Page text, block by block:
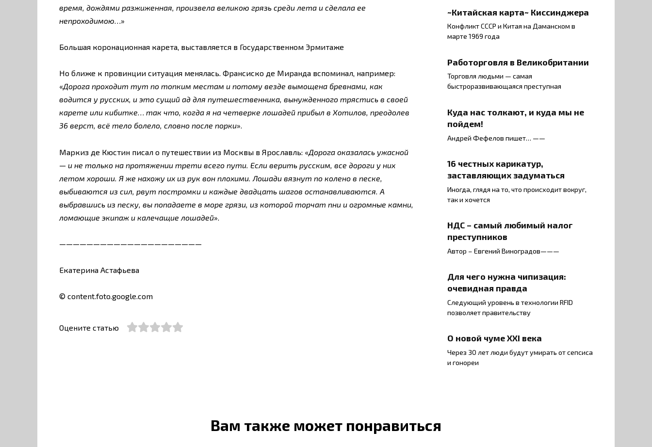
время, дождями разжиженная, произвела великою грязь среди лета и сделала ее
непроходимою…»
Большая коронационная карета, выставляется в Государственном Эрмитаже
Но ближе к провинции ситуация менялась. Франсиско де Миранда вспоминал, например:
«Дорога проходит тут по топким местам и потому везде вымощена бревнами, как
водится у русских, и это сущий ад для путешественника, вынужденного трястись в своей
карете или кибитке… так что, когда я на четверке лошадей прибыл в Хотилов, преодолев
36 верст, всё тело болело, словно после порки».
Маркиз де Кюстин писал о путешествии из Москвы в Ярославль: «Дорога оказалась ужасной
— и не только на протяжении трети всего пути. Если верить русским, все дороги у них
летом хороши. Я же нахожу их из рук вон плохими. Лошади вязнут по колено в песке,
выбиваются из сил, рвут постромки и каждые двадцать шагов останавливаются. А
выбравшись из песку, вы попадаете в море грязи, из которой торчат пни и огромные камни,
ломающие экипаж и калечащие лошадей».
—————————————————————
Екатерина Астафьева
© content.foto.google.com
Оцените статью
~Китайская карта~ Киссинджера
Конфликт СССР и Китая на Даманском в
марте 1969 года
Работорговля в Великобритании
Торговля людьми — самая
быстроразвивающаяся преступная
Куда нас толкают, и куда мы не
пойдем!
Андрей Фефелов пишет… ——
16 честных карикатур,
заставляющих задуматься
Иногда, глядя на то, что происходит вокруг,
так и хочется
НДС – самый любимый налог
преступников
Автор – Евгений Виноградов———
Для чего нужна чипизация:
очевидная правда
Следующий уровень в технологии RFID
позволяет правительству
О новой чуме XXI века
Через 30 лет люди будут умирать от сепсиса
и гонореи
Вам также может понравиться